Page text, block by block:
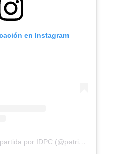
en Instagram
Una publicación compartida por IDPC (@patrimoniobta)